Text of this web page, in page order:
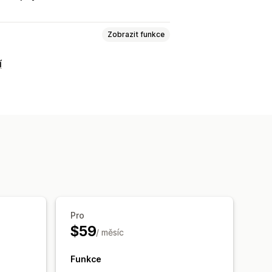
Zobrazit funkce
pixelů
Notifikace
Pro
$59/ měsíc
Funkce